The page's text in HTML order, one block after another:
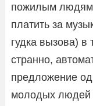
пожилым
платить за
гудка вызова) в
странно,
предложение
молодых людей